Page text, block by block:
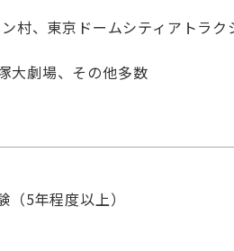
、東京ドームシティアトラク
大劇場、その他多数
5年程度以上）